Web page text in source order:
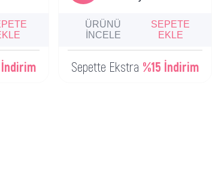
İndirim Sepette Ekstra %15 İndirim
ÜRÜNÜ
İNCELE
SEPETE
EKLE